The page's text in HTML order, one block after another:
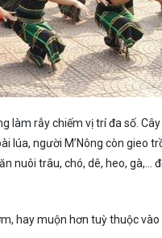
làm rẫy chiếm vị trí đa số.
lúa, người M’Nông còn gieo
nuôi trâu, chó, dê, heo, gà,…
hay muộn hơn tuỳ thuộc vào